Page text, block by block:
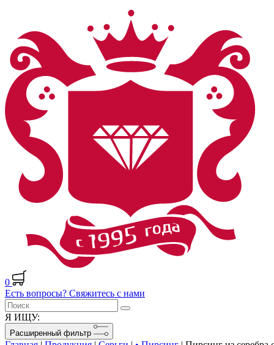
0
Есть вопросы? Свяжитесь с нами
Я ИЩУ:
Расширенный фильтр